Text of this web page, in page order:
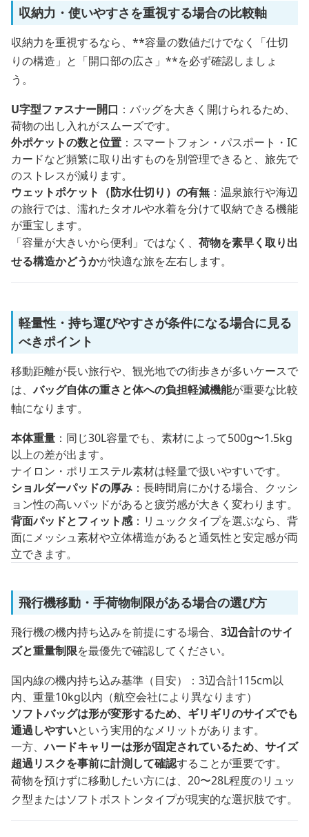
収納力・使いやすさを重視する場合の比較軸
収納力を重視するなら、**容量の数値だけでなく「仕切
りの構造」と「開口部の広さ」**を必ず確認しましょ
う。
U字型ファスナー開口 ：バッグを大きく開けられるため、
荷物の出し入れがスムーズです。
外ポケットの数と位置 ：スマートフォン・パスポート・IC
カードなど頻繁に取り出すものを別管理できると、旅先で
のストレスが減ります。
ウェットポケット（防水仕切り）の有無 ：温泉旅行や海辺
の旅行では、濡れたタオルや水着を分けて収納できる機能
が重宝します。
「容量が大きいから便利」ではなく、 荷物を素早く取り出
せる構造かどうかが快適な旅を左右します。
軽量性・持ち運びやすさが条件になる場合に見る
べきポイント
移動距離が長い旅行や、観光地での街歩きが多いケースで
は、バッグ自体の重さと体への負担軽減機能が重要な比較
軸になります。
本体重量 ：同じ30L容量でも、素材によって500g〜1.5kg
以上の差が出ます。
ナイロン・ポリエステル素材は軽量で扱いやすいです。
ショルダーパッドの厚み ：長時間肩にかける場合、クッシ
ョン性の高いパッドがあると疲労感が大きく変わります。
背面パッドとフィット感：リュックタイプを選ぶなら、背
面にメッシュ素材や立体構造があると通気性と安定感が両
立できます。
飛行機移動・手荷物制限がある場合の選び方
飛行機の機内持ち込みを前提にする場合、 3辺合計のサイ
ズと重量制限を最優先で確認してください。
国内線の機内持ち込み基準（目安）：3辺合計115cm以
内、重量10kg以内（航空会社により異なります）
ソフトバッグは形が変形するため、ギリギリのサイズでも
通過しやすいという実用的なメリットがあります。
一方、ハードキャリーは形が固定されているため、サイズ
超過リスクを事前に計測して確認することが重要です。
荷物を預けずに移動したい方には、20〜28L程度のリュッ
ク型またはソフトボストンタイプが現実的な選択肢です。